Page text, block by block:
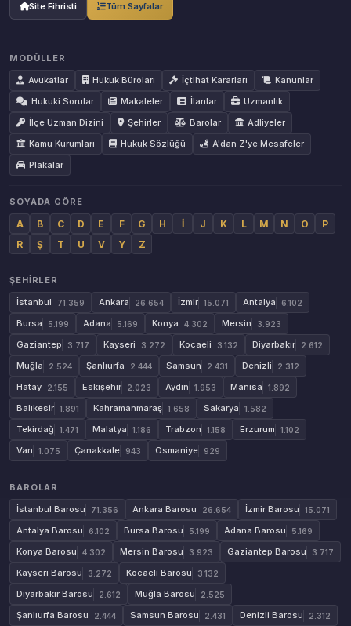
Site Fihristi Tüm Sayfalar
MODÜLLER
Avukatlar
Hukuk Büroları İçtihat Kararları
Kanunlar
Hukuki Sorular
Makaleler İlanlar
Uzmanlık
İlçe Uzman Dizini
Şehirler Barolar
Adliyeler
Kamu Kurumları
Hukuk Sözlüğü
A'dan Z'ye Mesafeler
Plakalar
SOYADA GÖRE
A B C D E F G H İ J K L M N O
P
R
Ş T U V Y Z
ŞEHIRLER
İstanbul
71.359 Ankara 26.654 İzmir 15.071 Antalya 6.102
Bursa 5.199 Adana 5.169 Konya 4.302 Mersin 3.923
Gaziantep 3.717 Kayseri 3.272 Kocaeli 3.132 Diyarbakır 2.612
Muğla 2.524 Şanlıurfa 2.444 Samsun 2.431 Denizli 2.312
Hatay 2.155 Eskişehir 2.023 Aydın 1.953 Manisa 1.892
Balıkesir 1.891 Kahramanmaraş 1.658 Sakarya 1.582
Tekirdağ 1.471 Malatya 1.186 Trabzon 1.158 Erzurum 1.102
Van 1.075 Çanakkale 943 Osmaniye 929
BAROLAR
İstanbul Barosu
71.356 Ankara Barosu 26.654 İzmir Barosu 15.071
Antalya Barosu 6.102 Bursa Barosu 5.199 Adana Barosu 5.169
Konya Barosu 4.302 Mersin Barosu 3.923 Gaziantep Barosu 3.717
Kayseri Barosu 3.272 Kocaeli Barosu 3.132
Diyarbakır Barosu 2.612 Muğla Barosu 2.525
Şanlıurfa Barosu 2.444 Samsun Barosu 2.431 Denizli Barosu 2.312